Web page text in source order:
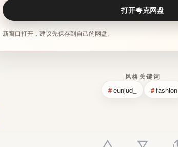
打开夸克网盘
新窗口打开，建议先保存到自己的网盘。
风格关键词
eunjud_ fashion